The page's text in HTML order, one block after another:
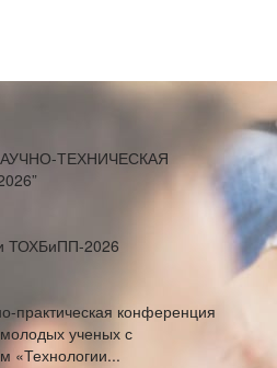
ТЕХНИЧЕСКАЯ
ТОХБиПП-2026
практическая конференция
ученых с
«Технологии...